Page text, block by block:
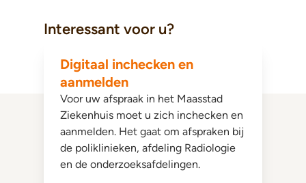
Interessant voor u?
Digitaal inchecken en
aanmelden
Voor uw afspraak in het Maasstad
Ziekenhuis moet u zich inchecken en
aanmelden. Het gaat om afspraken bij
de poliklinieken, afdeling Radiologie
en de onderzoeksafdelingen.